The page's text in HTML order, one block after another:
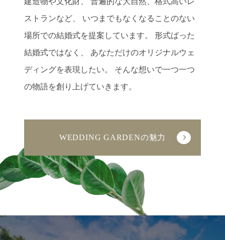
ストランなど、
いつまでもなくなることのない
場所での結婚式を提案しています。
形式ばった
結婚式ではなく、
あなただけのオリジナルウェ
ディングを表現したい。
そんな想いで一つ一つ
の物語を創り上げていきます。
WEDDING GARDENの魅力